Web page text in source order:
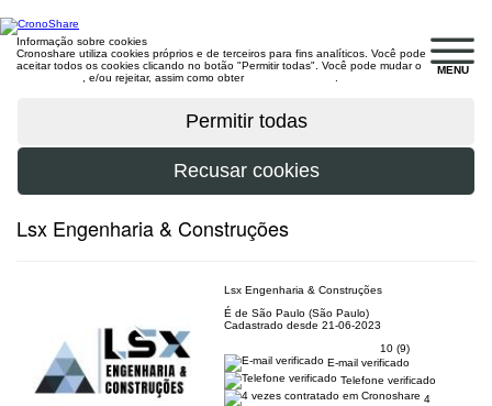
MENU
Informação sobre cookies
Cronoshare utiliza cookies próprios e de terceiros para fins analíticos. Você pode
aceitar todos os cookies clicando no botão "Permitir todas". Você pode mudar o
, e/ou rejeitar, assim como obter
Lsx Engenharia & Construções
Lsx Engenharia & Construções
É de São Paulo (São Paulo)
Cadastrado desde 21-06-2023
10 (9)
E-mail verificado
Telefone verificado
4